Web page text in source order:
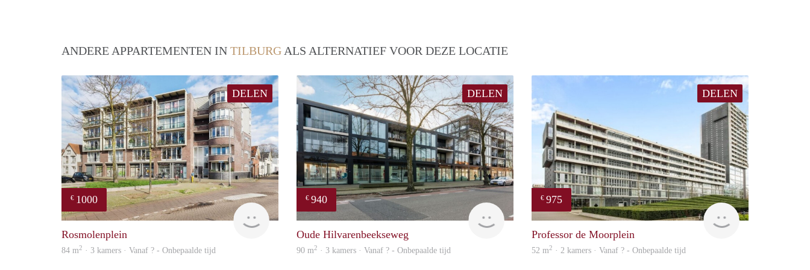
ANDERE APPARTEMENTEN IN TILBURG ALS ALTERNATIEF VOOR DEZE LOCATIE
DELEN
€ 1000
Rosmolenplein
84 m2 · 3 kamers · Vanaf ? - Onbepaalde tijd
DELEN
€ 940
Oude Hilvarenbeekseweg
90 m2 · 3 kamers · Vanaf ? - Onbepaalde tijd
DELEN
€ 975
finder
Professor de Moorplein
52 m2 · 2 kamers · Vanaf ? - Onbepaalde tijd